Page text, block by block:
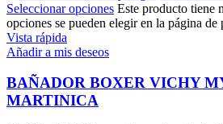
Seleccionar opciones Este producto tiene
opciones se pueden elegir en la página de
Vista rápida
Añadir a mis deseos
BAÑADOR BOXER VICHY
MARTINICA